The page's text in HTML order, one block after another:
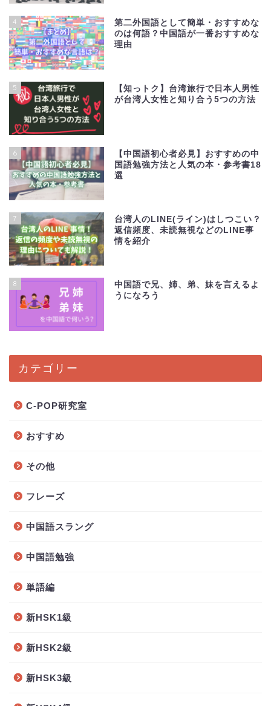
4
第二外国語として簡単・おすすめな
のは何語？中国語が一番おすすめな
理由
5
【知っトク】台湾旅行で日本人男性
が台湾人女性と知り合う5つの方法
6
【中国語初心者必見】おすすめの中
国語勉強方法と人気の本・参考書18
選
7
台湾人のLINE(ライン)はしつこい？
返信頻度、未読無視などのLINE事
情を紹介
8
中国語で兄、姉、弟、妹を言えるよ
うになろう
カテゴリー
C-POP研究室
おすすめ
その他
フレーズ
中国語スラング
中国語勉強
単語編
新HSK1級
新HSK2級
新HSK3級